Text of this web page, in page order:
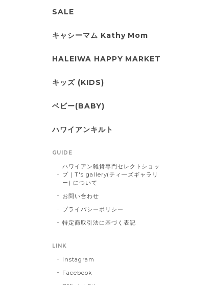
SALE
キャシーマム Kathy Mom
HALEIWA HAPPY MARKET
キッズ (KIDS)
ベビー(BABY)
ハワイアンキルト
GUIDE
ハワイアン雑貨専門セレクトショッ
プ｜T's gallery(ティ―ズギャラリ
ー) について
お問い合わせ
プライバシーポリシー
特定商取引法に基づく表記
LINK
Instagram
Facebook